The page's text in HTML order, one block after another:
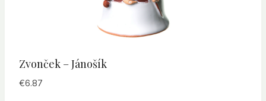
Zvonček – Jánošík
€6.87